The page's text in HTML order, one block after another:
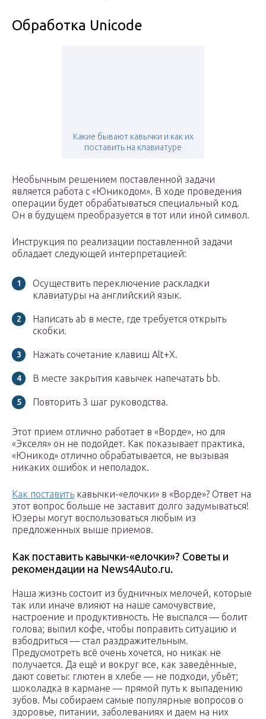
Обработка Unicode
Какие бывают кавычки и как их
поставить на клавиатуре
Необычным решением поставленной задачи
является работа с «Юникодом». В ходе проведения
операции будет обрабатываться специальный код.
Он в будущем преобразуется в тот или иной символ.
Инструкция по реализации поставленной задачи
обладает следующей интерпретацией:
Осуществить переключение раскладки
клавиатуры на английский язык.
Написать ab в месте, где требуется открыть
скобки.
Нажать сочетание клавиш Alt+X.
В месте закрытия кавычек напечатать bb.
Повторить 3 шаг руководства.
Этот прием отлично работает в «Ворде», но для
«Экселя» он не подойдет. Как показывает практика,
«Юникод» отлично обрабатывается, не вызывая
никаких ошибок и неполадок.
Как поставить кавычки-«елочки» в «Ворде»? Ответ на
этот вопрос больше не заставит долго задумываться!
Юзеры могут воспользоваться любым из
предложенных выше приемов.
Как поставить кавычки-«елочки»? Советы и
рекомендации на News4Auto.ru.
Наша жизнь состоит из будничных мелочей, которые
так или иначе влияют на наше самочувствие,
настроение и продуктивность. Не выспался — болит
голова; выпил кофе, чтобы поправить ситуацию и
взбодриться — стал раздражительным.
Предусмотреть всё очень хочется, но никак не
получается. Да ещё и вокруг все, как заведённые,
дают советы: глютен в хлебе — не подходи, убьёт;
шоколадка в кармане — прямой путь к выпадению
зубов. Мы собираем самые популярные вопросов о
здоровье, питании, заболеваниях и даем на них